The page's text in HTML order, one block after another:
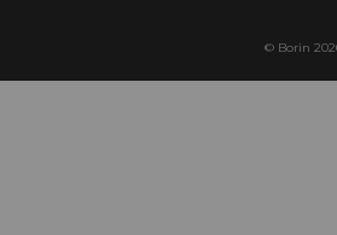
© Borin